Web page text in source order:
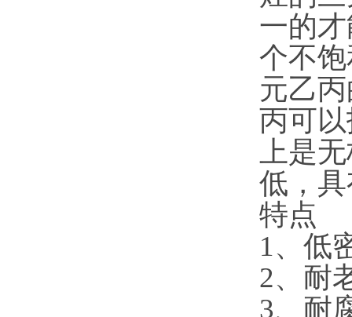
一的
个不
元乙
丙可
上是
低，
特点
1、低
2、耐
3、耐